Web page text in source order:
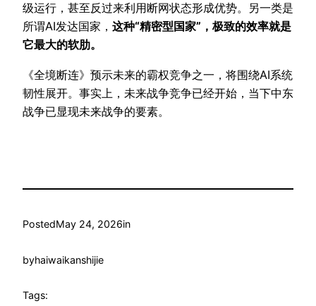
级运行，甚至反过来利用断网状态形成优势。另一类是
所谓AI发达国家， 这种“精密型国家”，极致的效率就是
它最大的软肋。
《全境断连》预示未来的霸权竞争之一，将围绕AI系统
韧性展开。事实上，未来战争竞争已经开始，当下中东
战争已显现未来战争的要素。
PostedMay 24, 2026in
byhaiwaikanshijie
Tags: